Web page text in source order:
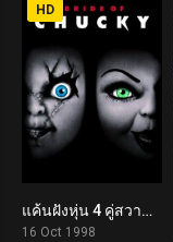
5.4
HD
แค้นฝังหุ่น 4 คู่สวาทวิวาห์สยอง Bride of Chucky (1998)
16 Oct 1998